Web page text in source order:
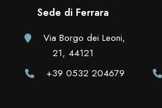
Sede di Ferrara
Via Borgo dei Leoni,
21, 44121
+39 0532 204679